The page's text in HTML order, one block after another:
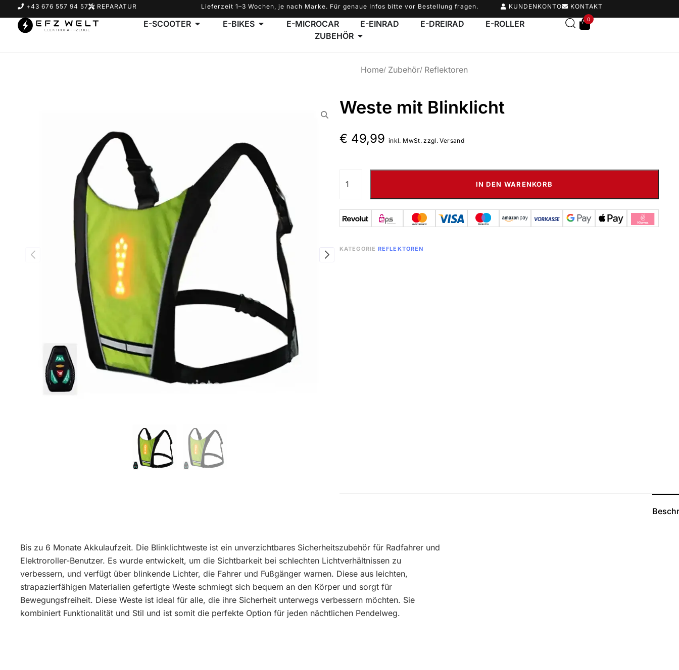
+43 676 557 94 57 REPARATUR Lieferzeit 1–3 Wochen, je nach Marke. Für genaue Infos bitte vor Bestellung fragen. KUNDENKONTO KONTAKT
E-SCOOTER E-BIKES E-MICROCAR E-EINRAD E-DREIRAD
E-ROLLER
ZUBEHÖR
0
Home Zubehör Reflektoren
Weste mit Blinklicht
€ 49,99 inkl. MwSt. zzgl. Versand
IN DEN WARENKORB
KATEGORIE REFLEKTOREN
Bis zu 6 Monate Akkulaufzeit. Die Blinklichtweste ist ein unverzichtbares Sicherheitszubehör für Radfahrer und
Elektroroller-Benutzer. Es wurde entwickelt, um die Sichtbarkeit bei schlechten Lichtverhältnissen zu
verbessern, und verfügt über blinkende Lichter, die Fahrer und Fußgänger warnen. Diese aus leichten,
strapazierfähigen Materialien gefertigte Weste schmiegt sich bequem an den Körper und sorgt für
Bewegungsfreiheit. Diese Weste ist ideal für alle, die ihre Sicherheit unterwegs verbessern möchten. Sie
kombiniert Funktionalität und Stil und ist somit die perfekte Option für jeden nächtlichen Pendelweg.